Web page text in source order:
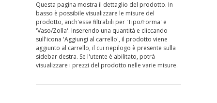
Questa pagina mostra il dettaglio del prodotto. In
basso è possibile visualizzare le misure del
prodotto, anch'esse filtrabili per 'Tipo/Forma' e
'Vaso/Zolla'. Inserendo una quantità e cliccando
sull'icona 'Aggiungi al carrello', il prodotto viene
aggiunto al carrello, il cui riepilogo è presente sulla
sidebar destra. Se l'utente è abilitato, potrà
visualizzare i prezzi del prodotto nelle varie misure.